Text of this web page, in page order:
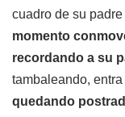
cuadro de su
momento
recordando a su
tambaleando,
quedando